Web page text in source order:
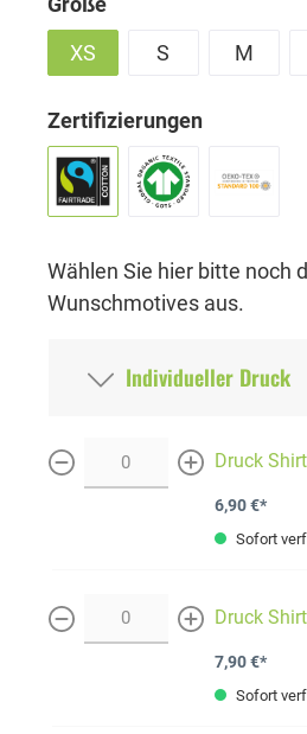
XS
S M
Zertifizierungen
Wählen Sie hier bitte noch
Wunschmotives aus.
Individueller Druck
weniger mehr
Druck
6,90 €*
Sofort
weniger mehr
Druck
7,90 €*
Sofort